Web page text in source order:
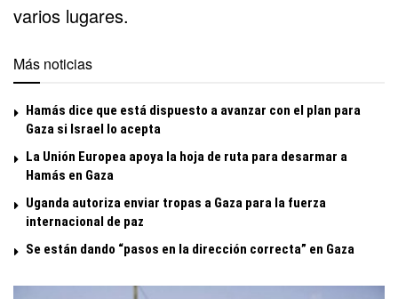
varios lugares.
Más noticias
Hamás dice que está dispuesto a avanzar con el plan para
Gaza si Israel lo acepta
La Unión Europea apoya la hoja de ruta para desarmar a
Hamás en Gaza
Uganda autoriza enviar tropas a Gaza para la fuerza
internacional de paz
Se están dando “pasos en la dirección correcta” en Gaza